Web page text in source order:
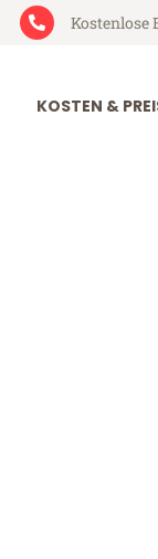
Kostenlose
KOSTEN &